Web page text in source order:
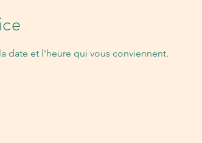
date et l'heure qui vous conviennent.